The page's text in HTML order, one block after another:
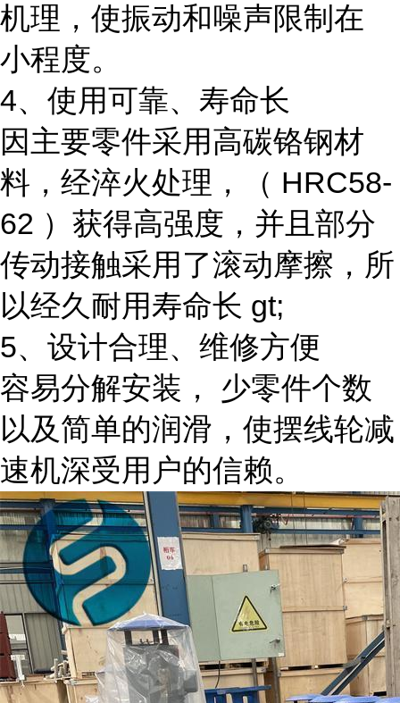
机理，使振动和噪声限制在
小程度。
4、使用可靠、寿命长
因主要零件采用高碳铬钢材
料，经淬火处理，（ HRC58-
62 ）获得高强度，并且部分
传动接触采用了滚动摩擦，所
以经久耐用寿命长 gt;
5、设计合理、维修方便
容易分解安装， 少零件个数
以及简单的润滑，使摆线轮减
速机深受用户的信赖。